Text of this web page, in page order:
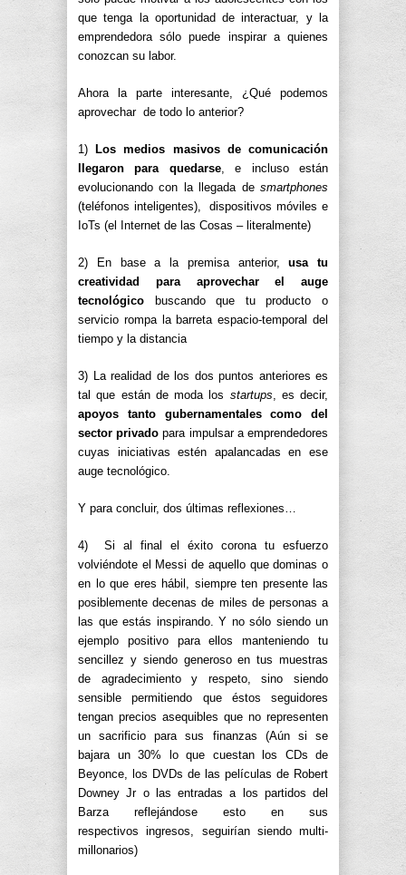
que tenga la oportunidad de interactuar, y la
emprendedora sólo puede inspirar a quienes
conozcan su labor.
Ahora la parte interesante, ¿Qué podemos
aprovechar de todo lo anterior?
1)
Los medios masivos de comunicación
llegaron para quedarse, e incluso están
evolucionando con la llegada de smartphones
(teléfonos inteligentes), dispositivos móviles e
IoTs (el Internet de las Cosas – literalmente)
2) En base a la premisa anterior,usa tu
creatividad para aprovechar el auge
tecnológico buscando que tu producto o
servicio rompa la barreta espacio-temporal del
tiempo y la distancia
3) La realidad de los dos puntos anteriores es
tal que están de moda los startups, es decir,
apoyos tanto gubernamentales como del
sector privado para impulsar a emprendedores
cuyas iniciativas estén apalancadas en ese
auge tecnológico.
Y para concluir, dos últimas reflexiones…
4) Si al final el éxito corona tu esfuerzo
volviéndote el Messi de aquello que dominas o
en lo que eres hábil, siempre ten presente las
posiblemente decenas de miles de personas a
las que estás inspirando. Y no sólo siendo un
ejemplo positivo para ellos manteniendo tu
sencillez y siendo generoso en tus muestras
de agradecimiento y respeto, sino siendo
sensible permitiendo que éstos seguidores
tengan precios asequibles que no representen
un sacrificio para sus finanzas (Aún si se
bajara un 30% lo que cuestan los CDs de
Beyonce, los DVDs de las películas de Robert
Downey Jr o las entradas a los partidos del
Barza reflejándose esto en sus
respectivos ingresos, seguirían siendo multi-
millonarios)